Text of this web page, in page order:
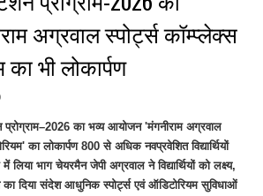
अग्रवाल स्पोर्ट्स कॉम्प्लेक्स
भी लोकार्पण
का भव्य आयोजन 'मंगनीराम अग्रवाल
का लोकार्पण 800 से अधिक नवप्रवेशित विद्यार्थियों
भाग चेयरमैन जेपी अग्रवाल ने विद्यार्थियों को लक्ष्य,
दिया संदेश आधुनिक स्पोर्ट्स एवं ऑडिटोरियम सुविधाओं